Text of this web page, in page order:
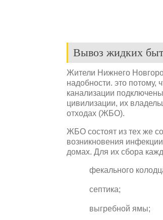
Вывоз жидких
Жители Нижнего
надобности. это потому,
канализации
цивилизации, их
отходах (ЖБО).
ЖБО состоят из тех же
возникновения
домах. Для их сбора
фекального
септика;
выгребной ямы;